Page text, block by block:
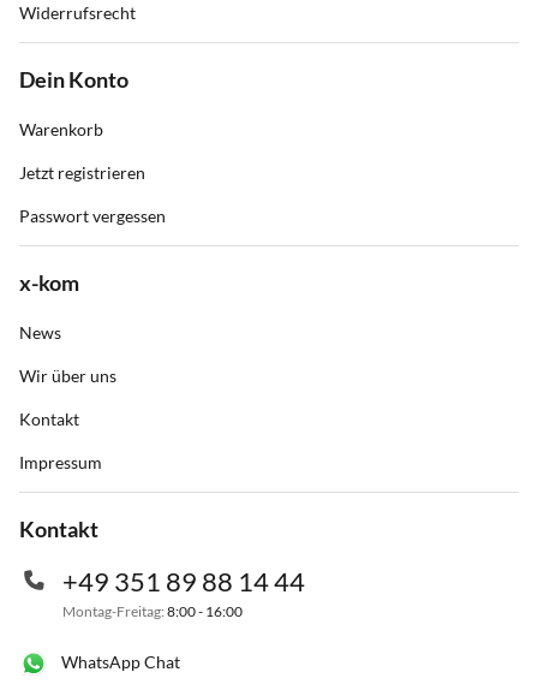
Widerrufsrecht
Dein Konto
Warenkorb
Jetzt registrieren
Passwort vergessen
x-kom
News
Wir über uns
Kontakt
Impressum
Kontakt
+49 351 89 88 14 44
Montag-Freitag: 8:00 - 16:00
WhatsApp Chat